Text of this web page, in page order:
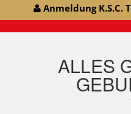
Anmeldung K.S.C.
ALLES